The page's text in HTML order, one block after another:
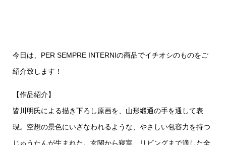
今日は、PER SEMPRE INTERNIの商品でイチオシのものをご
紹介致します！
【作品紹介】
皆川明氏による描き下ろし原画を、山形緞通の手を通して表
現。空想の景色にいざなわれるような、やさしい包容力を持つ
じゅうたんが生まれた。玄関から寝室、リビングまで適した全